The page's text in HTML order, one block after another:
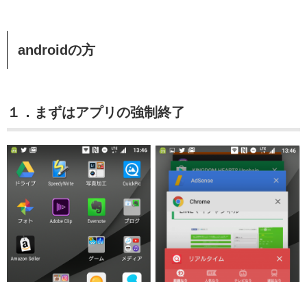
androidの方
１．まずはアプリの強制終了